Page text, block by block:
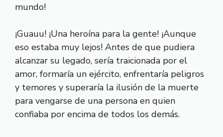
mundo!
¡Guauu! ¡Una heroína para la gente! ¡Aunque
eso estaba muy lejos! Antes de que pudiera
alcanzar su legado, sería traicionada por el
amor, formaría un ejército, enfrentaría peligros
y temores y superaría la ilusión de la muerte
para vengarse de una persona en quien
confiaba por encima de todos los demás.